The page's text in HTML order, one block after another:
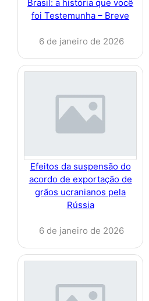
Brasil: a história que você
foi Testemunha – Breve
6 de janeiro de 2026
Efeitos da suspensão do
acordo de exportação de
grãos ucranianos pela
Rússia
6 de janeiro de 2026